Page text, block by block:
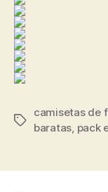
Etiquetas
camisetas de
baratas, pack